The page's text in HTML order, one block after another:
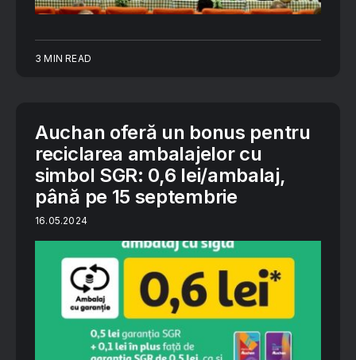
3 MIN READ
Auchan oferă un bonus pentru
reciclarea ambalajelor cu
simbol SGR: 0,6 lei/ambalaj,
până pe 15 septembrie
16.05.2024